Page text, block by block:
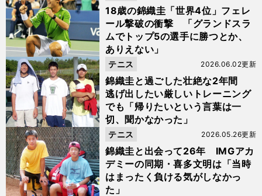
18歳の錦織圭「世界4位」フェレ
ール撃破の衝撃 「グランドスラ
ムでトップ5の選手に勝つとか、
ありえない」
錦織圭と過ごした壮絶な2年間
逃げ出したい厳しいトレーニング
でも「帰りたいという言葉は一
切、聞かなかった」
2026.06.02更新
テニス
錦織圭と出会って26年 IMGアカ
デミーの同期・喜多文明は「当時
はまったく負ける気がしなかっ
た」
2026.05.26更新
テニス